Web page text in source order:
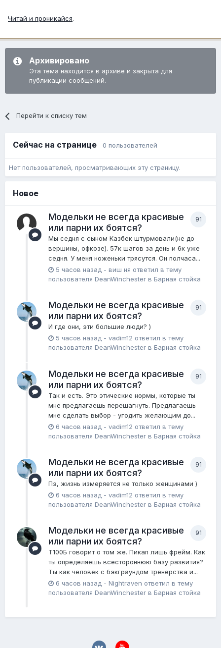
Читай и проникайся.
Архивировано
Эта тема находится в архиве и закрыта для
публикации сообщений.
Перейти к списку тем
Сейчас на странице 0 пользователей
Нет пользователей, просматривающих эту страницу.
Новое
91
Модельки не всегда красивые
или парни их боятся?
Мы седня с сыном Казбек штурмовали(не до
вершины, офкозе). 57к шагов за день и 6к уже
седня. У меня ноженьки трясутся. Он полчаса...
5 часов назад - виш ня ответил в тему
пользователя DeanWinchester в Барная стойка
91
Модельки не всегда красивые
или парни их боятся?
И где они, эти большие люди? )
5 часов назад - vadim12 ответил в тему
пользователя DeanWinchester в Барная стойка
91
Модельки не всегда красивые
или парни их боятся?
Так и есть. Это этические нормы, которые ты
мне предлагаешь перешагнуть. Предлагаешь
мне сделать выбор - угодить желающим до...
6 часов назад - vadim12 ответил в тему
пользователя DeanWinchester в Барная стойка
91
Модельки не всегда красивые
или парни их боятся?
Пэ, жизнь измеряется не только женщинами )
6 часов назад - vadim12 ответил в тему
пользователя DeanWinchester в Барная стойка
91
Модельки не всегда красивые
или парни их боятся?
Т100Б говорит о том же. Пикап лишь фрейм. Как
ты определяешь всестороннюю базу развития?
Ты как человек с бэкграундом тренерства и...
6 часов назад - Nightraven ответил в тему
пользователя DeanWinchester в Барная стойка